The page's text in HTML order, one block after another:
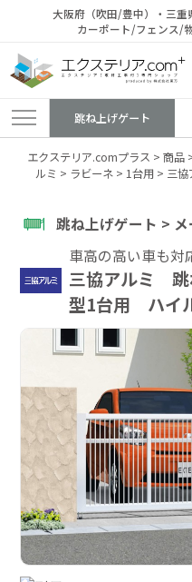
大阪府（吹田/豊中）・三
カーポート/フェンス/
跳ね上げゲート
エクステリア.comプラス > 商品
ルミ > ラビーネ> 1台用> 三
跳ね上げゲート >
車高の高い車も対
三協アルミ
型1台用 ハイ